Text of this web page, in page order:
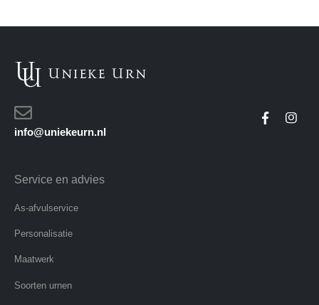
info@uniekeurn.nl
Service en advies
As-afvulservice
Personalisatie
Maatwerk
Soorten urnen